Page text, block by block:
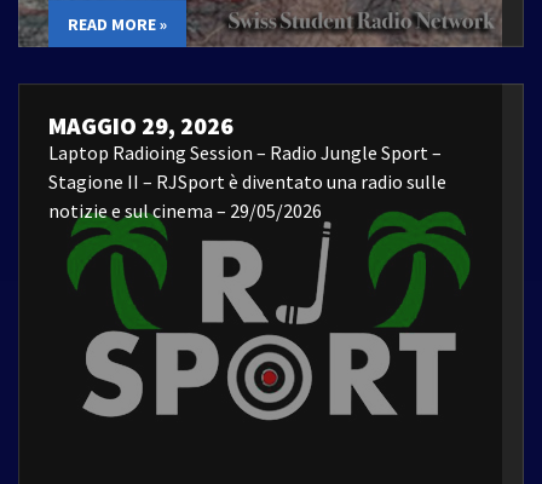
READ MORE »
MAGGIO 29, 2026
Laptop Radioing Session – Radio Jungle Sport –
Stagione II – RJSport è diventato una radio sulle
notizie e sul cinema – 29/05/2026